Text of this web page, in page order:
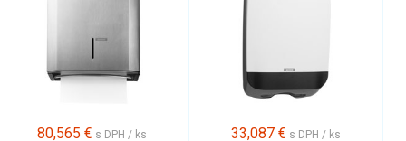
80,565 € s DPH / ks
33,087 € s DPH / ks